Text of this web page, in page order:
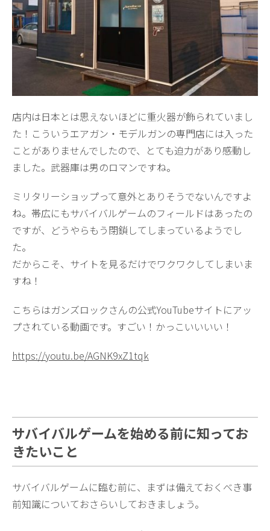
店内は日本とは思えないほどに重火器が飾られていまし
た！こういうエアガン・モデルガンの専門店には入った
ことがありませんでしたので、とても迫力があり感動し
ました。武器庫は男のロマンですね。
ミリタリーショップって意外とありそうでないんですよ
ね。帯広にもサバイバルゲームのフィールドはあったの
ですが、どうやらもう閉鎖してしまっているようでし
た。
だからこそ、サイトを見るだけでワクワクしてしまいま
すね！
こちらはガンズロックさんの公式YouTubeサイトにアッ
プされている動画です。すごい！かっこいいいい！
https://youtu.be/AGNK9xZ1tqk
サバイバルゲームを始める前に知ってお
きたいこと
サバイバルゲームに臨む前に、まずは備えておくべき事
前知識についておさらいしておきましょう。